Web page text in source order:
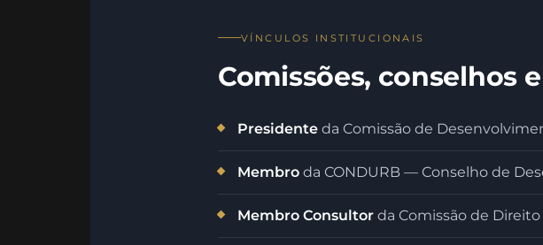
VÍNCULOS INSTITUCIONAIS
Comissões, conselhos
Presidente da Comissão de
Membro da CONDURB — Conselho de
Membro Consultor da Comissão de